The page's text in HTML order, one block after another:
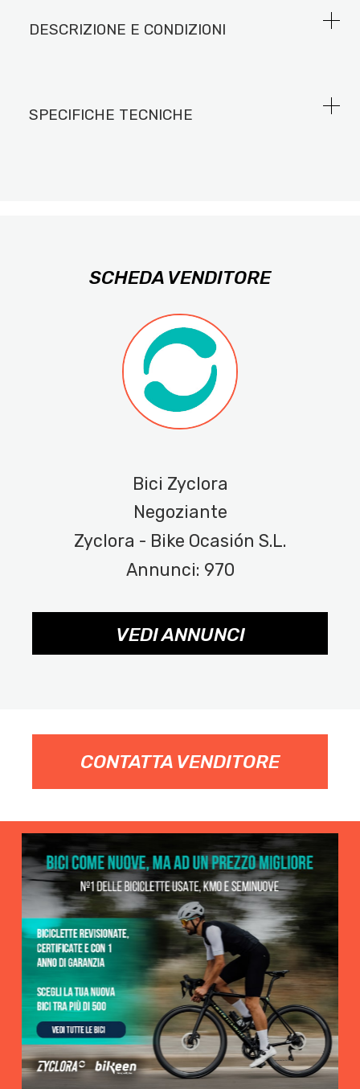
DESCRIZIONE E CONDIZIONI
SPECIFICHE TECNICHE
SCHEDA VENDITORE
Bici Zyclora
Negoziante
Zyclora - Bike Ocasión S.L.
Annunci: 970
VEDI ANNUNCI
CONTATTA VENDITORE